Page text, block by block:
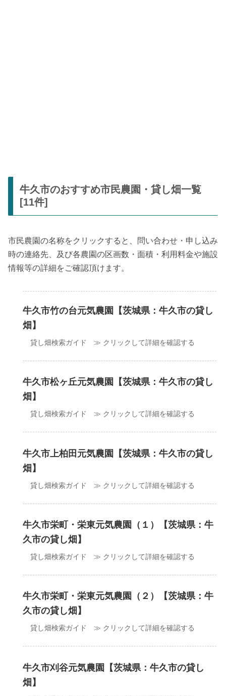
牛久市のおすすめ市民農園・貸し畑一覧
[11件]
市民農園の名称をクリックすると、問い合わせ・申し込み
時の連絡先、及び各農園の区画数・面積・利用料金や施設
情報等の詳細をご確認頂けます。
牛久市竹の台元気農園【茨城県：牛久市の貸し
畑】
貸し畑検索ガイド ≫ クリックして詳細を確認する
牛久市松ヶ丘元気農園【茨城県：牛久市の貸し
畑】
貸し畑検索ガイド ≫ クリックして詳細を確認する
牛久市上柏田元気農園【茨城県：牛久市の貸し
畑】
貸し畑検索ガイド ≫ クリックして詳細を確認する
牛久市栄町・栄東元気農園（１）【茨城県：牛
久市の貸し畑】
貸し畑検索ガイド ≫ クリックして詳細を確認する
牛久市栄町・栄東元気農園（２）【茨城県：牛
久市の貸し畑】
貸し畑検索ガイド ≫ クリックして詳細を確認する
牛久市刈谷元気農園【茨城県：牛久市の貸し
畑】